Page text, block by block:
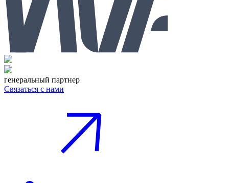
генеральный партнер
Связаться с нами